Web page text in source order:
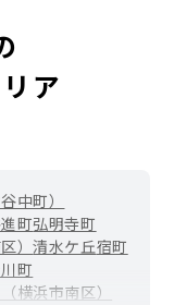
ア
中町）
町弘明寺町
）清水ケ丘宿町
町
横浜市南区）